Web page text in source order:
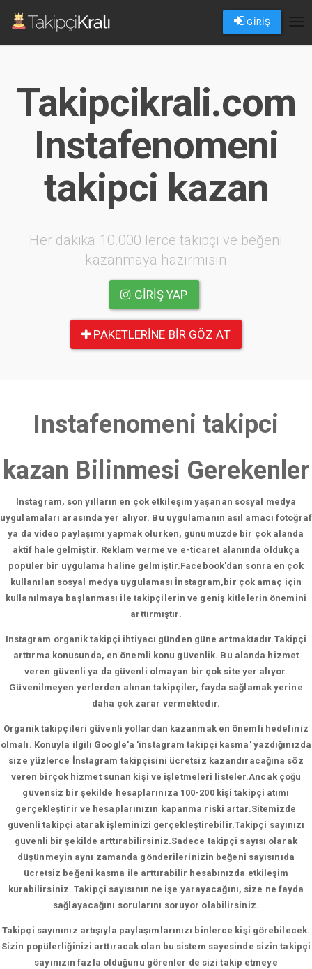
GİRİŞ
Takipcikrali.com
Instafenomeni
takipci kazan
Her dakika 10.000 lerce takipçi ve beğeni
kazanmaya hazırmısın
GIRIŞ YAP
PAKETLERINE BIR GÖZ AT
Instafenomeni takipci
kazan Bilinmesi Gerekenler
Instagram, son yılların en çok etkileşim yaşanan sosyal medya
uygulamaları arasında yer alıyor. Bu uygulamanın asıl amacı fotoğraf
ya da video paylaşımı yapmak olurken, günümüzde bir çok alanda
aktif hale gelmiştir. Reklam verme ve e-ticaret alanında oldukça
popüler bir uygulama haline gelmiştir.Facebook'dan sonra en çok
kullanılan sosyal medya uygulaması İnstagram,bir çok amaç için
kullanılmaya başlanması ile takipçilerin ve geniş kitlelerin önemini
arttırmıştır.
Instagram organik takipçi ihtiyacı günden güne artmaktadır.Takipçi
arttırma konusunda, en önemli konu güvenlik. Bu alanda hizmet
veren güvenli ya da güvenli olmayan bir çok site yer alıyor.
Güvenilmeyen yerlerden alınan takipçiler, fayda sağlamak yerine
daha çok zarar vermektedir.
Organik takipçileri güvenli yollardan kazanmak en önemli hedefiniz
olmalı. Konuyla ilgili Google'a 'instagram takipçi kasma' yazdığınızda
size yüzlerce İnstagram takipçisini ücretsiz kazandıracağına söz
veren birçok hizmet sunan kişi ve işletmeleri listeler.Ancak çoğu
güvensiz bir şekilde hesaplarınıza 100-200 kişi takipçi atımı
gerçekleştirir ve hesaplarınızın kapanma riski artar.Sitemizde
güvenli takipçi atarak işleminizi gerçekleştirebilir.Takipçi sayınızı
güvenli bir şekilde arttırabilirsiniz.Sadece takipçi sayısı olarak
düşünmeyin aynı zamanda gönderilerinizin beğeni sayısınıda
ücretsiz beğeni kasma ile arttırabilir hesabınızda etkileşim
kurabilirsiniz. Takipçi sayısının ne işe yarayacağını, size ne fayda
sağlayacağını sorularını soruyor olabilirsiniz.
Takipçi sayınınız artışıyla paylaşımlarınızı binlerce kişi görebilecek.
Sizin popülerliğinizi arttıracak olan bu sistem sayesinde sizin takipçi
sayınızın fazla olduğunu görenler de sizi takip etmeye